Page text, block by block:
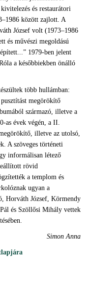
és restaurátori
között zajlott. A
József volt (1973–1986
és művészi megoldású
1979-ben jelent
a későbbiekben önálló
több hullámban:
megörökítő
származó, illetve a
as évek végén, a II.
illetve az utolsó,
A szöveges történeti
informálisan létező
rövid
a templom és
ugyan a
Horváth József, Körmendy
és Szöllősi Mihály vettek
Simon Anna